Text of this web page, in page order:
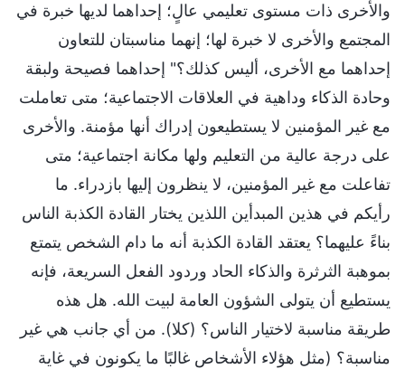
والأخرى ذات مستوى تعليمي عالٍ؛ إحداهما لديها خبرة في
المجتمع والأخرى لا خبرة لها؛ إنهما مناسبتان للتعاون
إحداهما مع الأخرى، أليس كذلك؟" إحداهما فصيحة ولبقة
وحادة الذكاء وداهية في العلاقات الاجتماعية؛ متى تعاملت
مع غير المؤمنين لا يستطيعون إدراك أنها مؤمنة. والأخرى
على درجة عالية من التعليم ولها مكانة اجتماعية؛ متى
تفاعلت مع غير المؤمنين، لا ينظرون إليها بازدراء. ما
رأيكم في هذين المبدأين اللذين يختار القادة الكذبة الناس
بناءً عليهما؟ يعتقد القادة الكذبة أنه ما دام الشخص يتمتع
بموهبة الثرثرة والذكاء الحاد وردود الفعل السريعة، فإنه
يستطيع أن يتولى الشؤون العامة لبيت الله. هل هذه
طريقة مناسبة لاختيار الناس؟ (كلا). من أي جانب هي غير
مناسبة؟ (مثل هؤلاء الأشخاص غالبًا ما يكونون في غاية